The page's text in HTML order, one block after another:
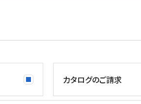
カタログのご請求